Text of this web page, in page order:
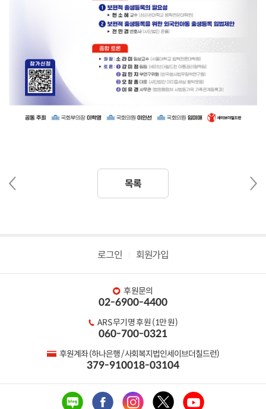
목록
로그인 회원가입
후원문의
02-6900-4400
ARS 무기명 후원 (1만 원)
060-700-0321
후원계좌 (하나은행 / 사회복지법인세이브더칠드런)
379-910018-03104